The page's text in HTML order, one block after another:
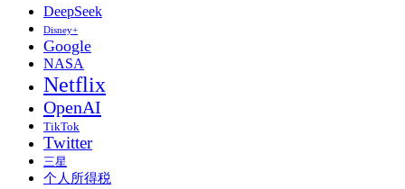
DeepSeek
Disney+
Google
NASA
Netflix
OpenAI
TikTok
Twitter
三星
个人所得税